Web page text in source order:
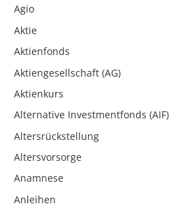
Agio
Aktie
Aktienfonds
Aktiengesellschaft (AG)
Aktienkurs
Alternative Investmentfonds (AIF)
Altersrückstellung
Altersvorsorge
Anamnese
Anleihen